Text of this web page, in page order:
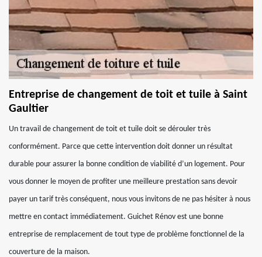
Entreprise de changement de toit et tuile à Saint
Gaultier
Un travail de changement de toit et tuile doit se dérouler très
conformément. Parce que cette intervention doit donner un résultat
durable pour assurer la bonne condition de viabilité d’un logement. Pour
vous donner le moyen de profiter une meilleure prestation sans devoir
payer un tarif très conséquent, nous vous invitons de ne pas hésiter à nous
mettre en contact immédiatement. Guichet Rénov est une bonne
entreprise de remplacement de tout type de problème fonctionnel de la
couverture de la maison.